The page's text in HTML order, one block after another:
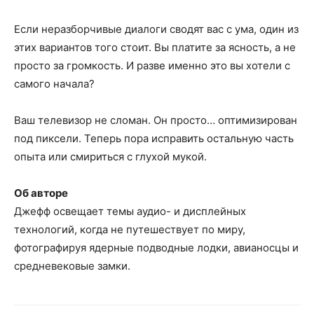
Если неразборчивые диалоги сводят вас с ума, один из
этих вариантов того стоит. Вы платите за ясность, а не
просто за громкость. И разве именно это вы хотели с
самого начала?
Ваш телевизор не сломан. Он просто… оптимизирован
под пиксели. Теперь пора исправить остальную часть
опыта или смириться с глухой мукой.
Об авторе
Джефф освещает темы аудио- и дисплейных
технологий, когда не путешествует по миру,
фотографируя ядерные подводные лодки, авианосцы и
средневековые замки.